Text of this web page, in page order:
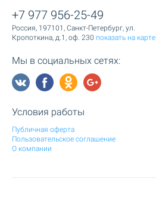
+7 977 956-25-49
Россия, 197101, Санкт-Петербург, ул.
Кропоткина, д.1, оф. 230 показать на карте
Мы в социальных сетях:
Условия работы
Публичная оферта
Пользовательское соглашение
О компании